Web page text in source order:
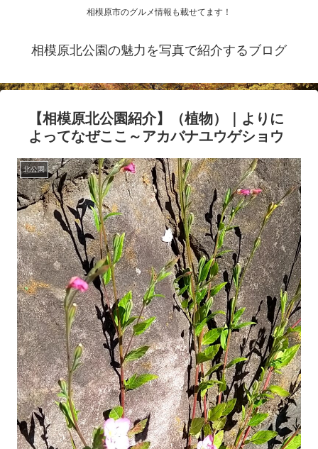
相模原市のグルメ情報も載せてます！
相模原北公園の魅力を写真で紹介するブログ
【相模原北公園紹介】（植物）｜よりに
よってなぜここ～アカバナユウゲショウ
北公園